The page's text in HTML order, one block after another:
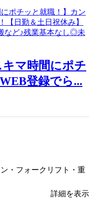
キマ時間にポチ
登録でら...
・フォークリフト・重
詳細を表示